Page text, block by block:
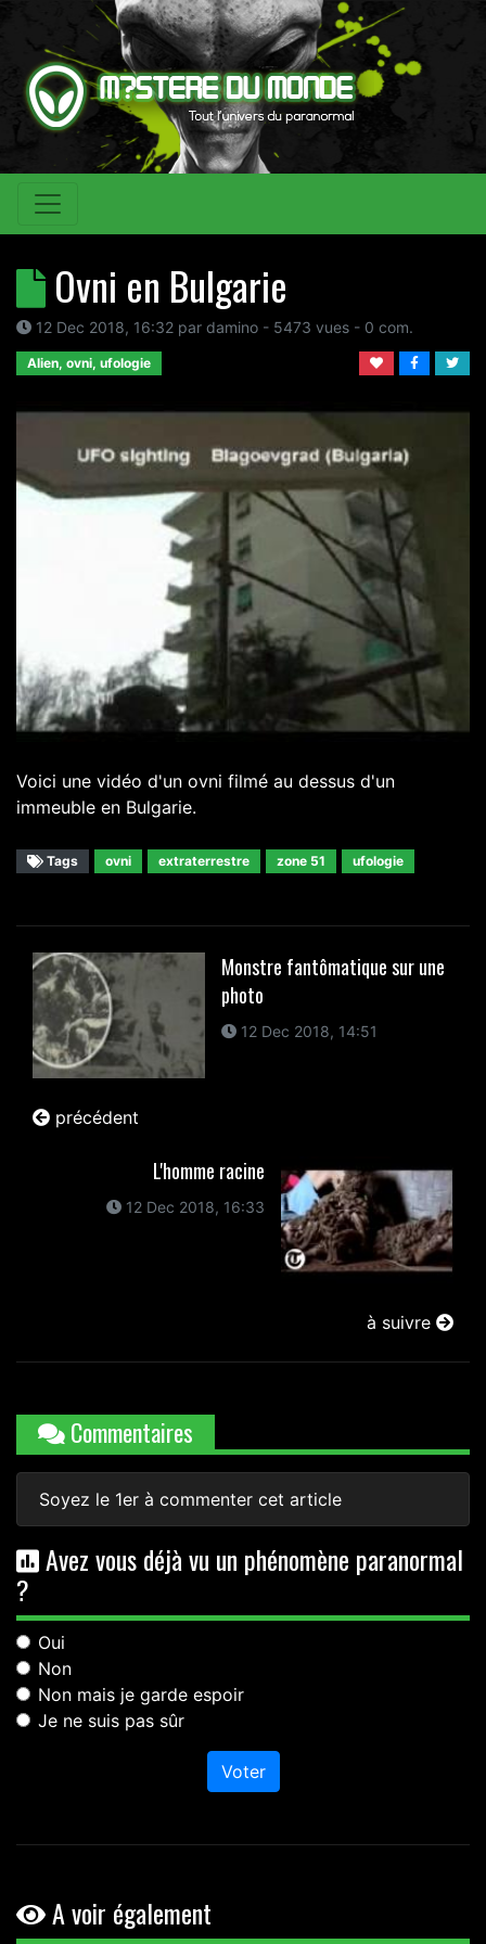
Ovni en Bulgarie
12 Dec 2018, 16:32 par damino - 5473 vues - 0 com.
Alien, ovni, ufologie
Voici une vidéo d'un ovni filmé au dessus d'un
immeuble en Bulgarie.
Tags ovni extraterrestre zone 51 ufologie
Monstre fantômatique sur une
photo
12 Dec 2018, 14:51
précédent
L'homme racine
12 Dec 2018, 16:33
à suivre
Commentaires
Soyez le 1er à commenter cet article
Avez vous déjà vu un phénomène paranormal
?
Oui
Non
Non mais je garde espoir
Je ne suis pas sûr
Voter
A voir également